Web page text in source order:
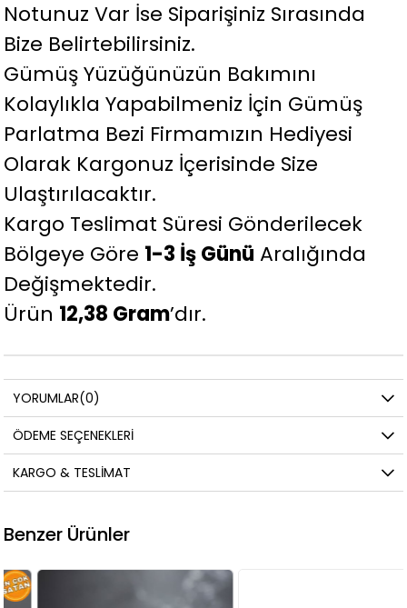
Notunuz Var İse Siparişiniz Sırasında
Bize Belirtebilirsiniz.
Gümüş Yüzüğünüzün Bakımını
Kolaylıkla Yapabilmeniz İçin Gümüş
Parlatma Bezi Firmamızın Hediyesi
Olarak Kargonuz İçerisinde Size
Ulaştırılacaktır.
Kargo Teslimat Süresi Gönderilecek
Bölgeye Göre 1-3 İş Günü Aralığında
Değişmektedir.
Ürün 12,38 Gram’dır.
YORUMLAR(0)
ÖDEME SEÇENEKLERI
KARGO & TESLIMAT
Benzer Ürünler